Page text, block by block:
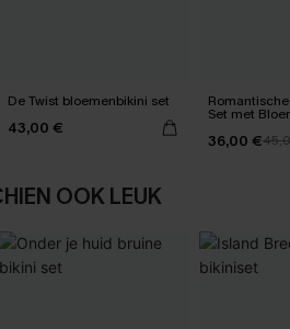
De Twist bloemenbikini set
43,00 €
Set met
36,00 €
OOK LEUK